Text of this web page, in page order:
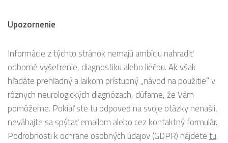
Upozornenie
Informácie z týchto stránok nemajú ambíciu nahradiť
odborné vyšetrenie, diagnostiku alebo liečbu. Ak však
hľadáte prehľadný a laikom prístupný „návod na použitie“ v
rôznych neurologických diagnózach, dúfame, že Vám
pomôžeme. Pokiaľ ste tu odpoveď na svoje otázky nenašli,
neváhajte sa spýtať emailom alebo cez kontaktný formulár.
Podrobnosti k ochrane osobných údajov (GDPR) nájdetetu.